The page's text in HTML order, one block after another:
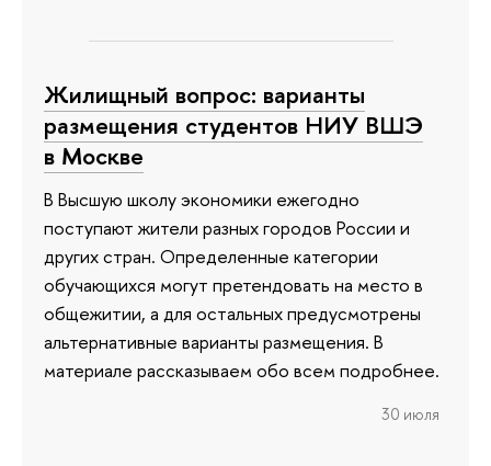
Жилищный вопрос: варианты
размещения студентов НИУ ВШЭ
в Москве
В Высшую школу экономики ежегодно
поступают жители разных городов России и
других стран. Определенные категории
обучающихся могут претендовать на место в
общежитии, а для остальных предусмотрены
альтернативные варианты размещения. В
материале рассказываем обо всем подробнее.
30 июля